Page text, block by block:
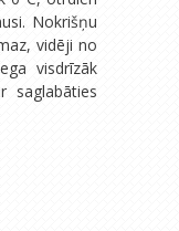
Nokrišņu
vidēji no
visdrīzāk
saglabāties